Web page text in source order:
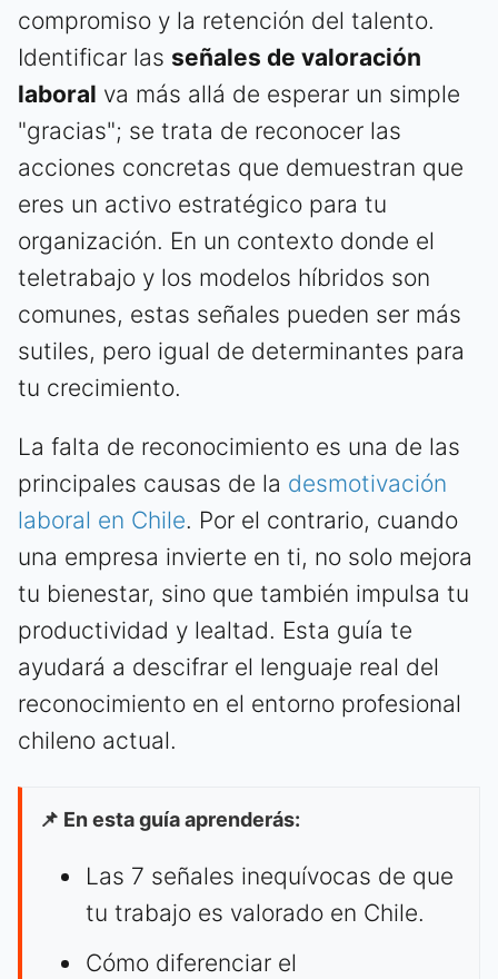
compromiso y la retención del talento.
Identificar las señales de valoración
laboral va más allá de esperar un simple
"gracias"; se trata de reconocer las
acciones concretas que demuestran que
eres un activo estratégico para tu
organización. En un contexto donde el
teletrabajo y los modelos híbridos son
comunes, estas señales pueden ser más
sutiles, pero igual de determinantes para
tu crecimiento.
La falta de reconocimiento es una de las
principales causas de la desmotivación
laboral en Chile. Por el contrario, cuando
una empresa invierte en ti, no solo mejora
tu bienestar, sino que también impulsa tu
productividad y lealtad. Esta guía te
ayudará a descifrar el lenguaje real del
reconocimiento en el entorno profesional
chileno actual.
📌 En esta guía aprenderás:
Las 7 señales inequívocas de que
tu trabajo es valorado en Chile.
Cómo diferenciar el